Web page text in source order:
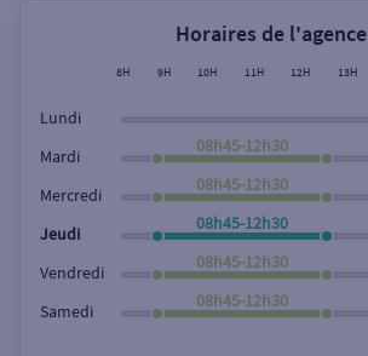
ou
Rue
Rechercher
Horaires de l'agence
8H 9H 10H 11H 12H 13H
Lundi
Mardi
08h45-12h30
Mercredi
08h45-12h30
Jeudi
08h45-12h30
Vendredi
08h45-12h30
Samedi
08h45-12h30